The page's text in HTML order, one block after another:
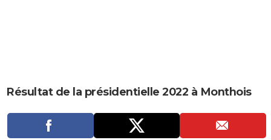
CARTE DE VOEUX
DICTIONNAIRE
Dictionnaire
Biographies
Expressions
Proverbes
PROGRAMME TV
Résultat de la présidentielle 2022 à Monthois